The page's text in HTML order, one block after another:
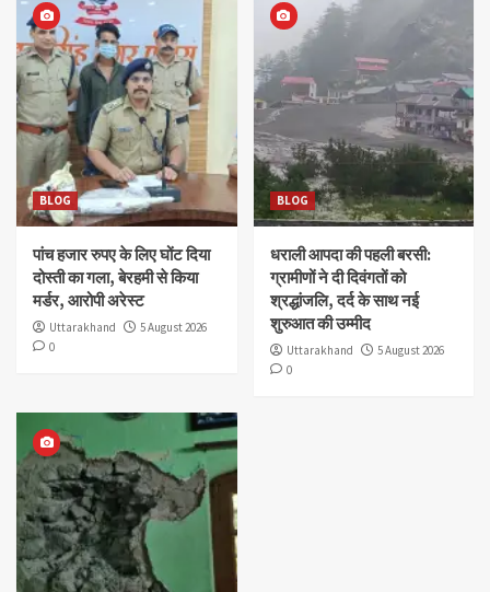
BLOG
पांच हजार रुपए के लिए घोंट दिया
दोस्ती का गला, बेरहमी से किया
मर्डर, आरोपी अरेस्ट
Uttarakhand
5 August 2026
0
BLOG
धराली आपदा की पहली बरसी:
ग्रामीणों ने दी दिवंगतों को
श्रद्धांजलि, दर्द के साथ नई
शुरुआत की उम्मीद
Uttarakhand
5 August 2026
0